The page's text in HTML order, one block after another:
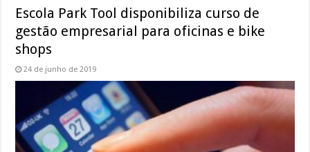
Escola Park Tool disponibiliza curso de
gestão empresarial para oficinas e bike
shops
24 de junho de 2019